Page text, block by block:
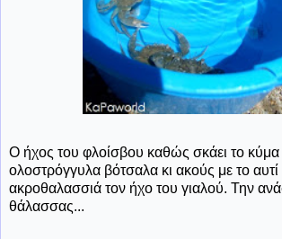
Ο ήχος του φλοίσβου καθώς σκάει το κύμα
ολοστρόγγυλα βότσαλα κι ακούς με το
ακροθαλασσιά τον ήχο του γιαλού. Την
θάλασσας...